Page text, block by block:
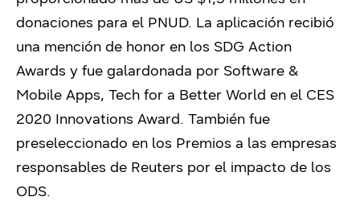
donaciones para el PNUD. La aplicación recibió
una mención de honor en los SDG Action
Awards y fue galardonada por Software &
Mobile Apps, Tech for a Better World en el CES
2020 Innovations Award. También fue
preseleccionado en los Premios a las empresas
responsables de Reuters por el impacto de los
ODS.